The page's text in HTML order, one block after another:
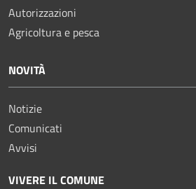
Autorizzazioni
Agricoltura e pesca
NOVITÀ
Notizie
Comunicati
Avvisi
VIVERE IL COMUNE